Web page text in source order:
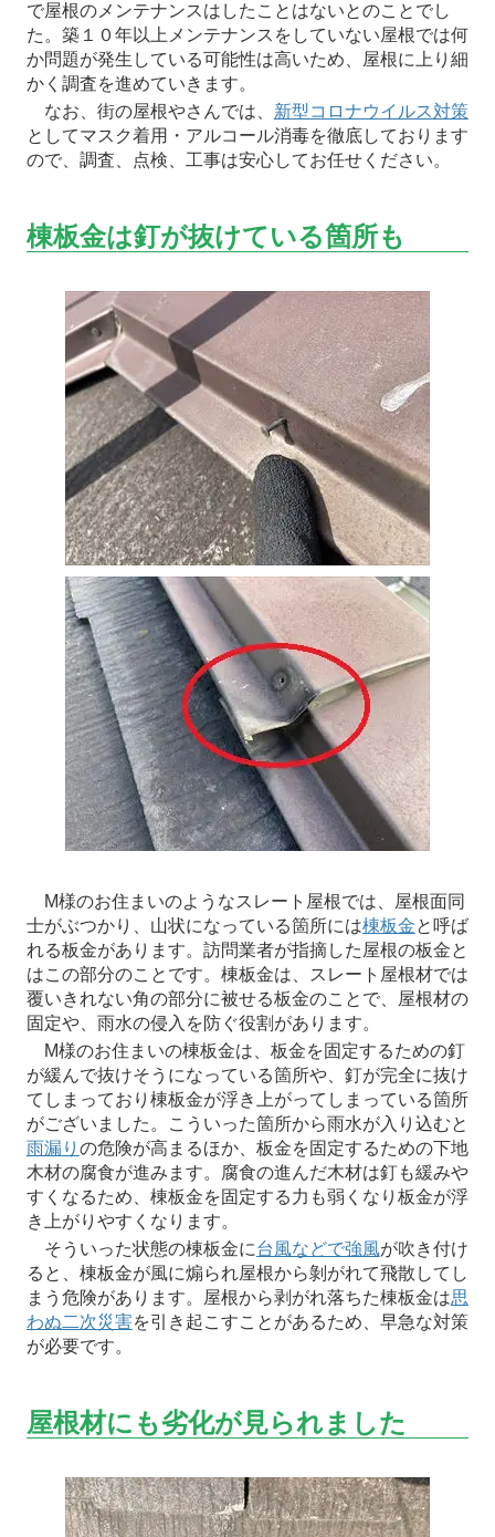
で屋根のメンテナンスはしたことはないとのことでし
た。築１０年以上メンテナンスをしていない屋根では何
か問題が発生している可能性は高いため、屋根に上り細
かく調査を進めていきます。
なお、街の屋根やさんでは、 新型コロナウイルス対策
としてマスク着用・アルコール消毒を徹底しております
ので、調査、点検、工事は安心してお任せください。
棟板金は釘が抜けている箇所も
M様のお住まいのようなスレート屋根では、屋根面同
士がぶつかり、山状になっている箇所には棟板金と呼ば
れる板金があります。訪問業者が指摘した屋根の板金と
はこの部分のことです。棟板金は、スレート屋根材では
覆いきれない角の部分に被せる板金のことで、屋根材の
固定や、雨水の侵入を防ぐ役割があります。
M様のお住まいの棟板金は、板金を固定するための釘
が緩んで抜けそうになっている箇所や、釘が完全に抜け
てしまっており棟板金が浮き上がってしまっている箇所
がございました。こういった箇所から雨水が入り込むと
雨漏り の危険が高まるほか、板金を固定するための下地
木材の腐食が進みます。腐食の進んだ木材は釘も緩みや
すくなるため、棟板金を固定する力も弱くなり板金が浮
き上がりやすくなります。
そういった状態の棟板金に台風などで強風が吹き付け
ると、棟板金が風に煽られ屋根から剝がれて飛散してし
まう危険があります。屋根から剥がれ落ちた棟板金は思
わぬ二次災害を引き起こすことがあるため、早急な対策
が必要です。
屋根材にも劣化が見られました